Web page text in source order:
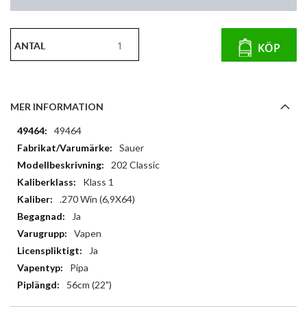
ANTAL KÖP
MER INFORMATION
Mer
information
49464
Sauer
202 Classic
Klass 1
.270 Win (6,9X64)
Ja
Vapen
Ja
Pipa
56cm (22")